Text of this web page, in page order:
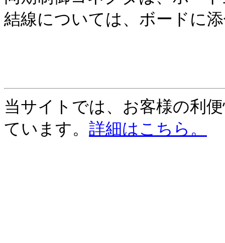
結線については、ボードに
当サイトでは、お客様の利
ています。 詳細はこちら。